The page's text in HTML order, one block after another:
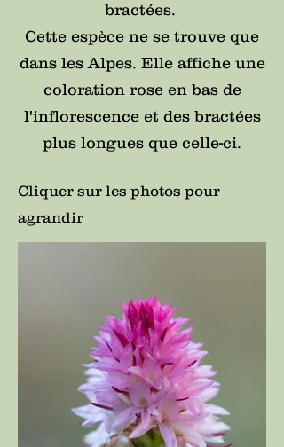
bractées.
Cette espèce ne se trouve que
dans les Alpes. Elle affiche une
coloration rose en bas de
l'inflorescence et des bractées
plus longues que celle-ci.
Cliquer sur les photos pour
agrandir